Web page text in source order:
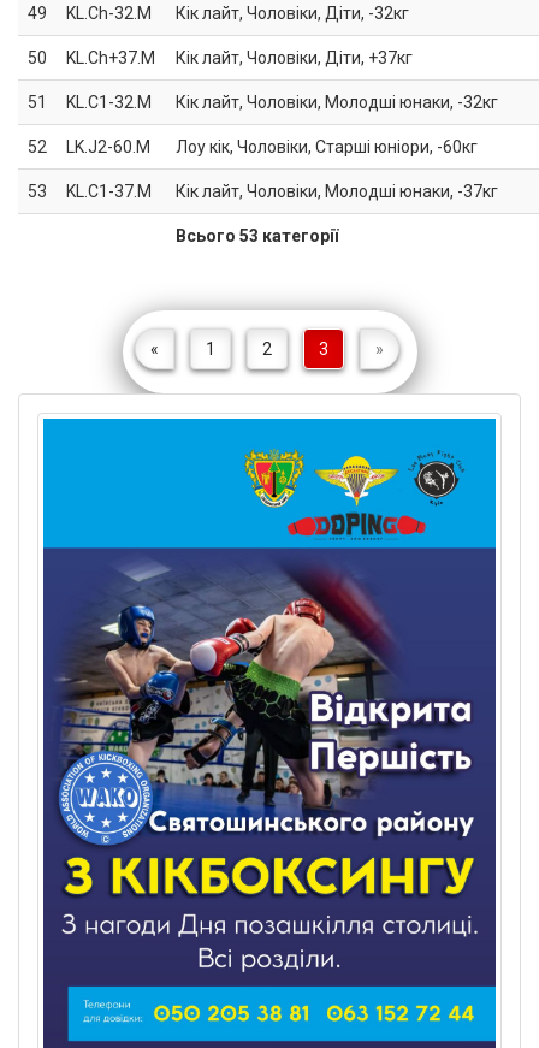
Всього 53 категорії
49 KL.Ch-32.M Кік лайт, Чоловіки, Діти, -32кг
50 KL.Ch+37.M Кік лайт, Чоловіки, Діти, +37кг
51 KL.C1-32.M Кік лайт, Чоловіки, Молодші юнаки, -32кг
52 LK.J2-60.M Лоу кік, Чоловіки, Старші юніори, -60кг
53 KL.C1-37.M Кік лайт, Чоловіки, Молодші юнаки, -37кг
« 1 2 3 »